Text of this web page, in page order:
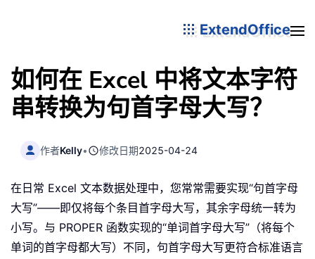
ExtendOffice
如何在 Excel 中将文本字符
串转换为句首字母大写？
作者Kelly• 修改日期2025-04-24
在日常 Excel 文本数据处理中，您常常需要实现“句首字母
大写”——即仅将每个条目首字母大写，其余字母统一转为
小写。与 PROPER 函数实现的“单词首字母大写”（将每个
单词的首字母都大写）不同，句首字母大写更符合标准语言